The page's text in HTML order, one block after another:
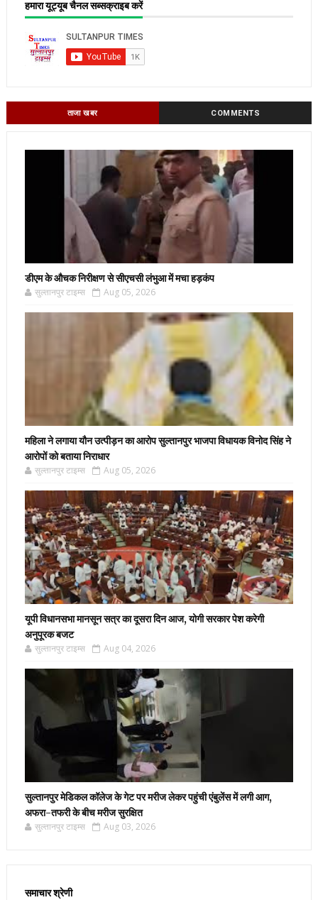
हमारा यूट्यूब चैनल सब्सक्राइब करें
ताजा खबर COMMENTS
डीएम के औचक निरीक्षण से सीएचसी लंभुआ में मचा हड़कंप
सुल्तानपुर टाइम्स Aug 05, 2026
महिला ने लगाया यौन उत्पीड़न का आरोप सुल्तानपुर भाजपा विधायक विनोद सिंह ने
आरोपों को बताया निराधार
सुल्तानपुर टाइम्स Aug 05, 2026
यूपी विधानसभा मानसून सत्र का दूसरा दिन आज, योगी सरकार पेश करेगी
अनुपूरक बजट
सुल्तानपुर टाइम्स Aug 04, 2026
सुल्तानपुर मेडिकल कॉलेज के गेट पर मरीज लेकर पहुंची एंबुलेंस में लगी आग,
अफरा-तफरी के बीच मरीज सुरक्षित
सुल्तानपुर टाइम्स Aug 03, 2026
समाचार श्रेणी